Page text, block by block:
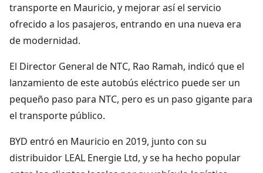
transporte en Mauricio, y mejorar así el servicio
ofrecido a los pasajeros, entrando en una nueva era
de modernidad.
El Director General de NTC, Rao Ramah, indicó que el
lanzamiento de este autobús eléctrico puede ser un
pequeño paso para NTC, pero es un paso gigante para
el transporte público.
BYD entró en Mauricio en 2019, junto con su
distribuidor LEAL Energie Ltd, y se ha hecho popular